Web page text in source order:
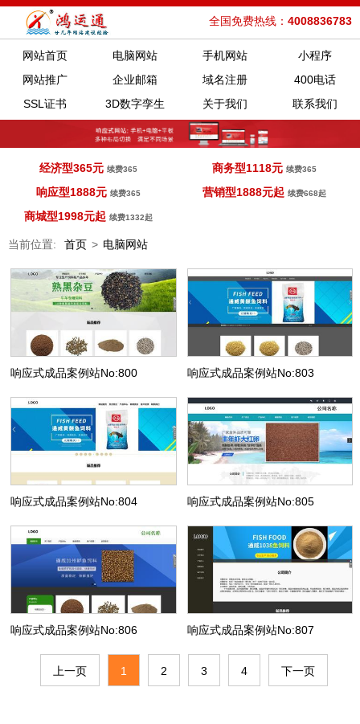
全国免费热线： 4008836783
网站首页 电脑网站 手机网站
小程序
网站推广
企业邮箱 域名注册
400电话
SSL证书
3D数字孪生 关于我们 联系我们
经济型365元 续费365 商务型1118元续费365
响应型1888元 续费365 营销型1888元起续费668起
商城型1998元起 续费1332起
当前位置: 首页 > 电脑网站
响应式成品案例站No:800 响应式成品案例站No:803
响应式成品案例站No:804 响应式成品案例站No:805
响应式成品案例站No:806 响应式成品案例站No:807
上一页 1 2 3 4 下一页